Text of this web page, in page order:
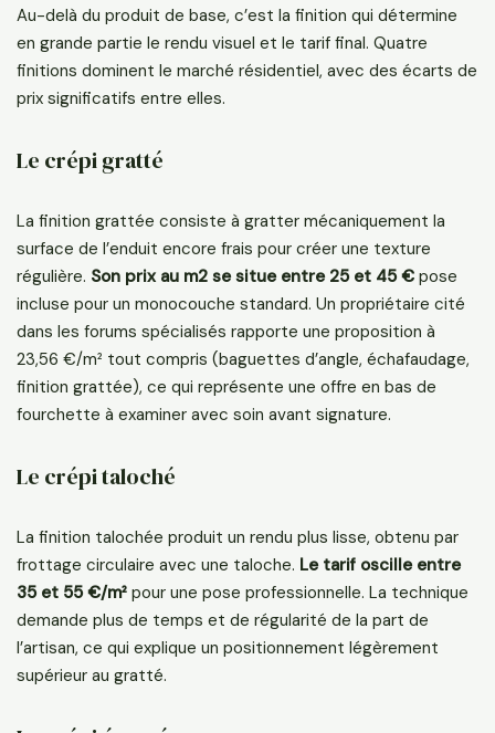
Au-delà du produit de base, c’est la finition qui détermine
en grande partie le rendu visuel et le tarif final. Quatre
finitions dominent le marché résidentiel, avec des écarts de
prix significatifs entre elles.
Le crépi gratté
La finition grattée consiste à gratter mécaniquement la
surface de l’enduit encore frais pour créer une texture
régulière. Son prix au m2 se situe entre 25 et 45 € pose
incluse pour un monocouche standard. Un propriétaire cité
dans les forums spécialisés rapporte une proposition à
23,56 €/m² tout compris (baguettes d’angle, échafaudage,
finition grattée), ce qui représente une offre en bas de
fourchette à examiner avec soin avant signature.
Le crépi taloché
La finition talochée produit un rendu plus lisse, obtenu par
frottage circulaire avec une taloche. Le tarif oscille entre
35 et 55 €/m² pour une pose professionnelle. La technique
demande plus de temps et de régularité de la part de
l’artisan, ce qui explique un positionnement légèrement
supérieur au gratté.